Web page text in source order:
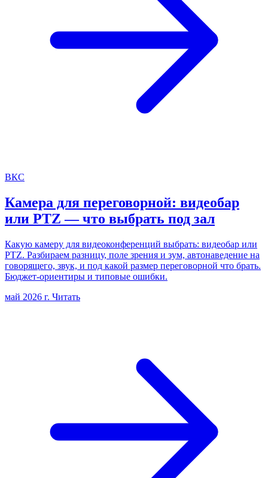
ВКС
Камера для переговорной: видеобар
или PTZ — что выбрать под зал
Какую камеру для видеоконференций выбрать: видеобар или
PTZ. Разбираем разницу, поле зрения и зум, автонаведение на
говорящего, звук, и под какой размер переговорной что брать.
Бюджет-ориентиры и типовые ошибки.
май 2026 г. Читать